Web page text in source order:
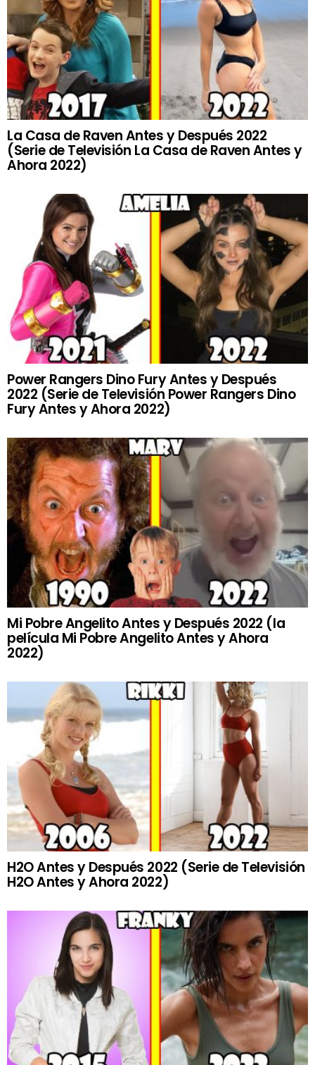
La Casa de Raven Antes y Después 2022
(Serie de Televisión La Casa de Raven Antes y
Ahora 2022)
Power Rangers Dino Fury Antes y Después
2022 (Serie de Televisión Power Rangers Dino
Fury Antes y Ahora 2022)
Mi Pobre Angelito Antes y Después 2022 (la
película Mi Pobre Angelito Antes y Ahora
2022)
H2O Antes y Después 2022 (Serie de Televisión
H2O Antes y Ahora 2022)